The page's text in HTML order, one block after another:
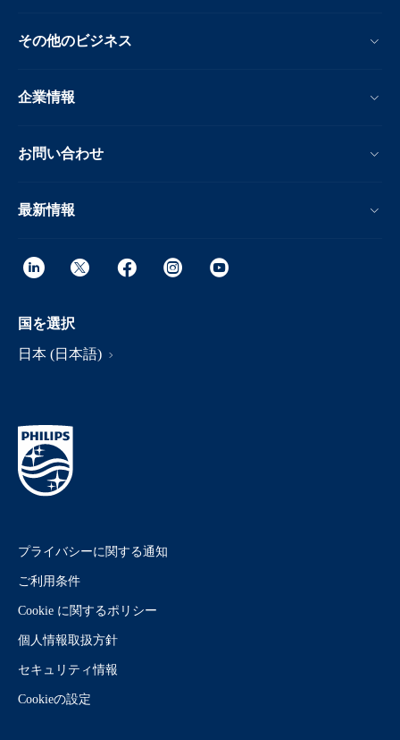
その他のビジネス
企業情報
お問い合わせ
最新情報
国を選択
日本 (日本語)
プライバシーに関する通知
ご利用条件
Cookie に関するポリシー
個人情報取扱方針
セキュリティ情報
Cookieの設定